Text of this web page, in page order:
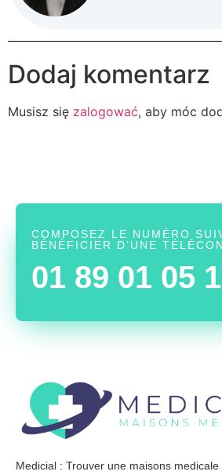
Dodaj komentarz
Musisz się zalogować, aby móc
COMPOSEZ LE NUMÉRO
BÉNÉFICIER D’UNE
01 89 01 05
Medicial : Trouver une maisons